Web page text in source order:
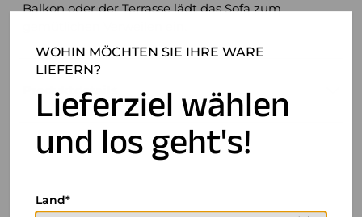
WOHIN MÖCHTEN SIE IHRE WARE
LIEFERN?
Lieferziel wählen
und los geht's!
Land
Balkon oder der Terrasse lädt das Sofa zum
Produktdetails